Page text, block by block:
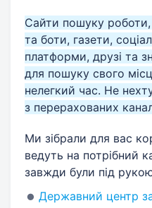
Сайти пошуку
та боти, газети,
платформи, друзі та
для пошуку свого
нелегкий час. Не
з перерахованих
Ми зібрали для вас
ведуть на потрібний
завжди були під
Державний центр